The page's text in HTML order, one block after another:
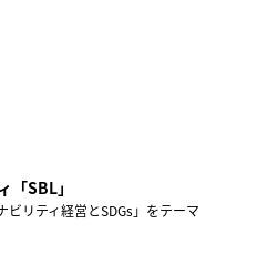
「SBL」
リティ経営とSDGs」をテーマ